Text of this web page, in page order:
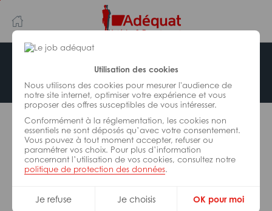
Utilisation des cookies
Nous utilisons des cookies pour mesurer l'audience de
notre site internet, optimiser votre expérience et vous
proposer des offres susceptibles de vous intéresser.
Conformément à la réglementation, les cookies non
essentiels ne sont déposés qu’avec votre consentement.
Vous pouvez à tout moment accepter, refuser ou
paramétrer vos choix. Pour plus d’information
concernant l’utilisation de vos cookies, consultez notre
politique de protection des données.
Je refuse Je choisis OK pour moi
au
contenu
principal
navigation
Offre indisponible
L’offre d’emploi que vous tentez de consulter n’est
plus disponible.
De nombreuses autres missions peuvent vous
correspondre, consultez toutes nos offres.
Trouvez votre job Adéquat !